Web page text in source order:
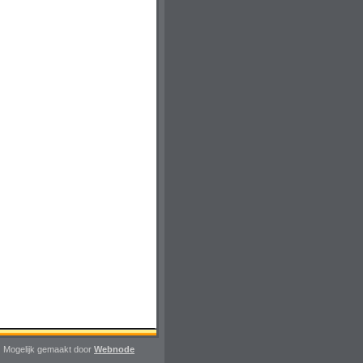
Mogelijk gemaakt door Webnode